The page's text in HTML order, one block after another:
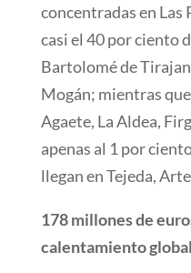
concentradas en Las
casi el 40 por ciento
Bartolomé de
Mogán; mientras
Agaete, La Aldea,
apenas al 1 por
llegan en Tejeda,
178 millones de
calentamiento